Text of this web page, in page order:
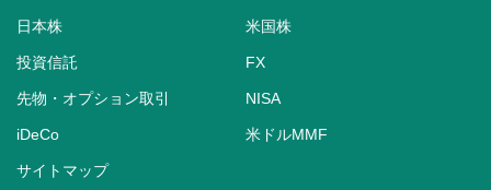
日本株 米国株
投資信託 FX
先物・オプション取引 NISA
iDeCo 米ドルMMF
サイトマップ